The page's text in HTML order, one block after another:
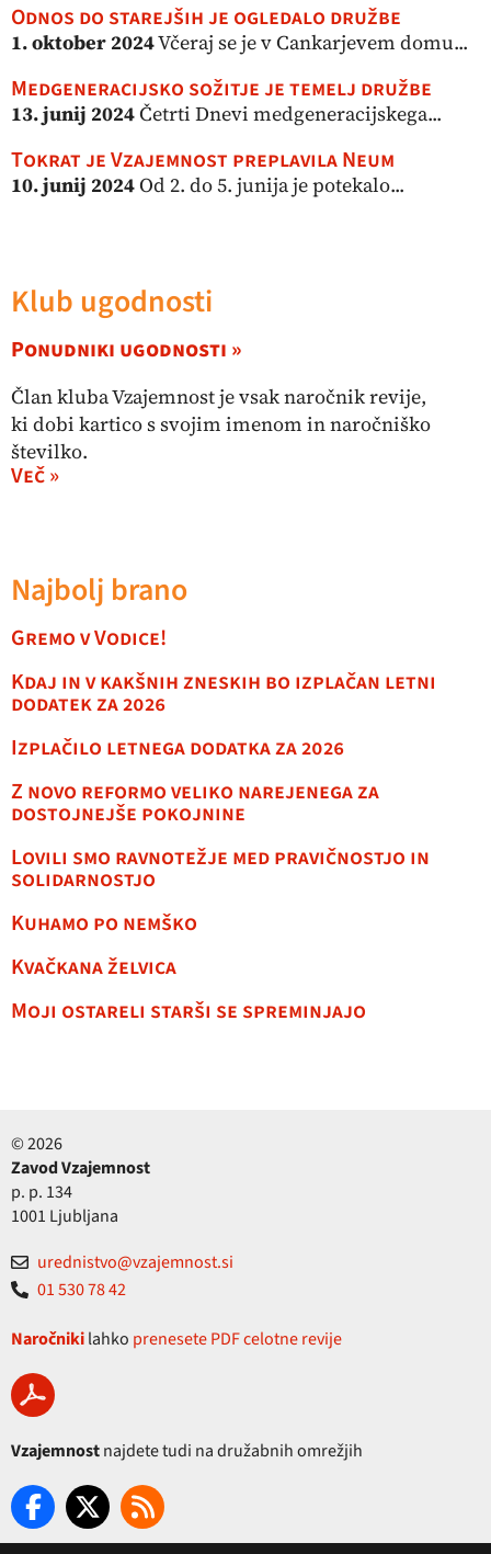
Odnos do starejših je ogledalo družbe
1. oktober 2024Včeraj se je v Cankarjevem domu...
Medgeneracijsko sožitje je temelj družbe
13. junij 2024Četrti Dnevi medgeneracijskega...
Tokrat je Vzajemnost preplavila Neum
10. junij 2024Od 2. do 5. junija je potekalo...
Klub ugodnosti
Ponudniki ugodnosti »
Član kluba Vzajemnost je vsak naročnik revije,
ki dobi kartico s svojim imenom in naročniško
številko.
Več »
Najbolj brano
Gremo v Vodice!
Kdaj in v kakšnih zneskih bo izplačan letni
dodatek za 2026
Izplačilo letnega dodatka za 2026
Z novo reformo veliko narejenega za
dostojnejše pokojnine
Lovili smo ravnotežje med pravičnostjo in
solidarnostjo
Kuhamo po nemško
Kvačkana želvica
Moji ostareli starši se spreminjajo
© 2026
Zavod Vzajemnost
p. p. 134
1001 Ljubljana
urednistvo@vzajemnost.si
01 530 78 42
Naročnikilahko prenesete PDF celotne revije
Vzajemnostnajdete tudi na družabnih omrežjih